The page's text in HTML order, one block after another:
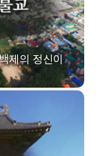
제의 정신이